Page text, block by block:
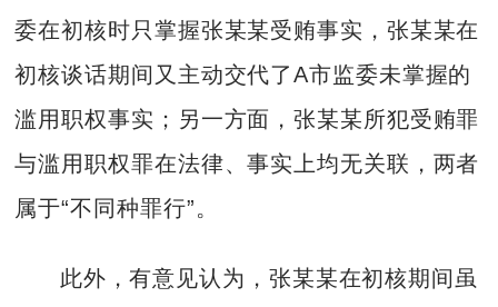
委在初核时只掌握张某某受贿事实，张某某在
初核谈话期间又主动交代了A市监委未掌握的
滥用职权事实；另一方面，张某某所犯受贿罪
与滥用职权罪在法律、事实上均无关联，两者
属于“不同种罪行”。
此外，有意见认为，张某某在初核期间虽